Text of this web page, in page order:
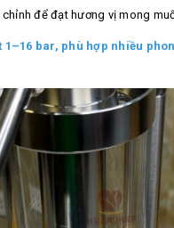
để đạt hương vị mong
1–16 bar, phù hợp nhiều